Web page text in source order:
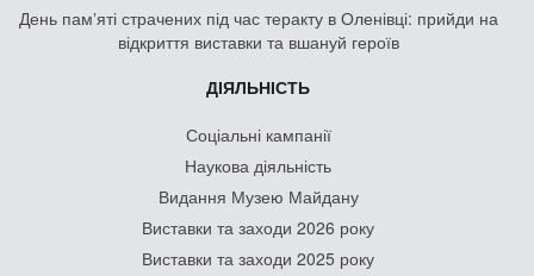
День памʼяті страчених під час теракту в Оленівці: прийди на
відкриття виставки та вшануй героїв
ДІЯЛЬНІСТЬ
Соціальні кампанії
Наукова діяльність
Видання Музею Майдану
Виставки та заходи 2026 року
Виставки та заходи 2025 року